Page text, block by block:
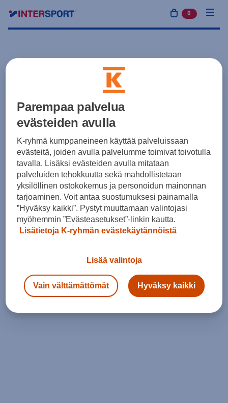
0 tuotetta
Parempaa palvelua
evästeiden avulla
K-ryhmä kumppaneineen käyttää palveluissaan
evästeitä, joiden avulla palvelumme toimivat toivotulla
tavalla. Lisäksi evästeiden avulla mitataan
palveluiden tehokkuutta sekä mahdollistetaan
yksilöllinen ostokokemus ja personoidun mainonnan
tarjoaminen. Voit antaa suostumuksesi painamalla
”Hyväksy kaikki”. Pystyt muuttamaan valintojasi
myöhemmin ”Evästeasetukset”-linkin kautta.
Lisätietoja K-ryhmän evästekäytännöistä
Lisää valintoja
Vain välttämättömät Hyväksy kaikki